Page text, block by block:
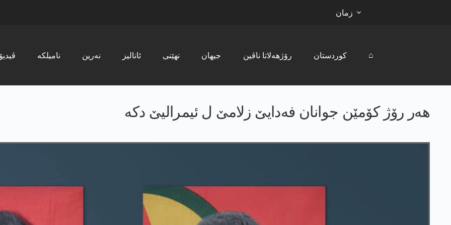
زمان
ڤیدیۆ نامیلکە نەرین ئانالیز نھێنی جیھان رۆژھەلاتا ناڤین کوردستان ⌂
هه‌ر رۆژ كۆمێن جوانان فه‌دایێ زلامێ ل ئیمرالیێ دكه‌